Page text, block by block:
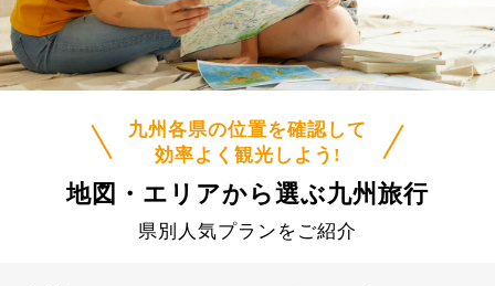
九州各県の位置を確認して
効率よく観光しよう!
地図・エリアから選ぶ九州旅行
県別人気プランをご紹介